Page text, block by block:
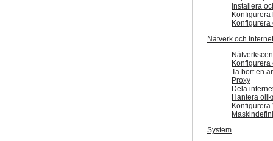
Installera
Konfigurera
Nätverk och Internet
Konfigurera
Ta bort en
Proxy
Dela
Hantera
Konfigurera
System